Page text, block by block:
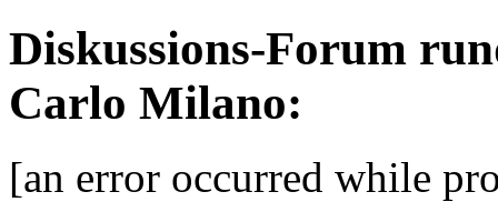
Diskussions-Forum
Carlo Milano:
[an error occurred while